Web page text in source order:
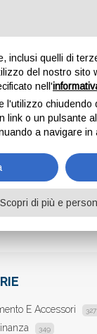
E
Grafica e Foto
E Accessori 327
349
inclusi quelli di
del nostro sito
nell'
l'utilizzo chiudendo
link o un pulsante
a navigare in
Scopri di più e